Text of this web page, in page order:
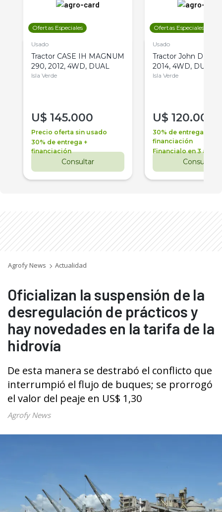
Ofertas Especiales
Usado
Tractor CASE IH MAGNUM
290, 2012, 4WD, DUAL
Isla Verde
U$ 145.000
Precio oferta sin usado
30% de entrega +
financiación
Consultar
Ofertas Especiales
Usado
Tractor John Deere
2014, 4WD, DUAL
Isla Verde
U$ 120.000
30% de entrega +
financiación
Financialo en 3 años
Consultar
Agrofy News Actualidad
Oficializan la suspensión de la
desregulación de prácticos y
hay novedades en la tarifa de la
hidrovía
De esta manera se destrabó el conflicto que
interrumpió el flujo de buques; se prorrogó
el valor del peaje en US$ 1,30
Agrofy News